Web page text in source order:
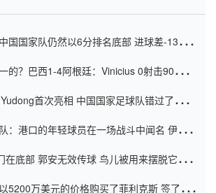
国国家队仍然以6分排名底部 进球差-13令人
的？巴西1-4阿根廷：Vinicius 0射击90分钟
首次亮相 中国国家足球队错过了世界
：港口的年轻球员在一场战斗中闻名 伊万放
在底部 郭安无效传球 鸟儿被用来摆脱它
5200万美元的价格购买了菲利克斯 签了7年